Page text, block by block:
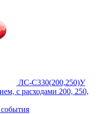
ЛС-С330(200,250)У
с расходами 200, 250,